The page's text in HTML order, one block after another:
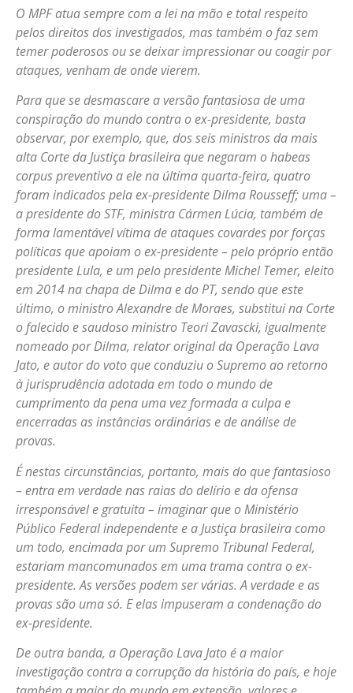
O MPF atua sempre com a lei na mão e total respeito
pelos direitos dos investigados, mas também o faz sem
temer poderosos ou se deixar impressionar ou coagir por
ataques, venham de onde vierem.
Para que se desmascare a versão fantasiosa de uma
conspiração do mundo contra o ex-presidente, basta
observar, por exemplo, que, dos seis ministros da mais
alta Corte da Justiça brasileira que negaram o habeas
corpus preventivo a ele na última quarta-feira, quatro
foram indicados pela ex-presidente Dilma Rousseff; uma –
a presidente do STF, ministra Cármen Lúcia, também de
forma lamentável vítima de ataques covardes por forças
políticas que apoiam o ex-presidente – pelo próprio então
presidente Lula, e um pelo presidente Michel Temer, eleito
em 2014 na chapa de Dilma e do PT, sendo que este
último, o ministro Alexandre de Moraes, substitui na Corte
o falecido e saudoso ministro Teori Zavascki, igualmente
nomeado por Dilma, relator original da Operação Lava
Jato, e autor do voto que conduziu o Supremo ao retorno
à jurisprudência adotada em todo o mundo de
cumprimento da pena uma vez formada a culpa e
encerradas as instâncias ordinárias e de análise de
provas.
É nestas circunstâncias, portanto, mais do que fantasioso
– entra em verdade nas raias do delírio e da ofensa
irresponsável e gratuita – imaginar que o Ministério
Público Federal independente e a Justiça brasileira como
um todo, encimada por um Supremo Tribunal Federal,
estariam mancomunados em uma trama contra o ex-
presidente. As versões podem ser várias. A verdade e as
provas são uma só. E elas impuseram a condenação do
ex-presidente.
De outra banda, a Operação Lava Jato é a maior
investigação contra a corrupção da história do país, e hoje